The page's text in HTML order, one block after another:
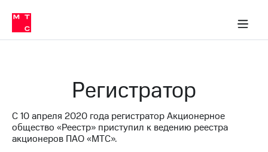
Медиа-центр
и акционерам
Устойчивое развитие
Комплаенс и деловая этика
компании
Карьера
в МТС
История
компании
в МТС
релизы
МТС
Регистратор
С 10 апреля 2020 года регистратор Акционерное
общество «Реестр» приступил к ведению реестра
акционеров ПАО «МТС».